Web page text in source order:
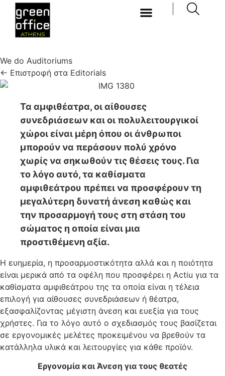
We do Auditoriums
← Επιστροφή στα Editorials
Τα αμφιθέατρα, οι αίθουσες
συνεδριάσεων και οι πολυλειτουργικοί
χώροι είναι μέρη όπου οι άνθρωποι
μπορούν να περάσουν πολύ χρόνο
χωρίς να σηκωθούν τις θέσεις τους. Για
το λόγο αυτό, τα καθίσματα
αμφιθεάτρου πρέπει να προσφέρουν τη
μεγαλύτερη δυνατή άνεση καθώς και
την προσαρμογή τους στη στάση του
σώματος η οποία είναι μια
προστιθέμενη αξία.
Η ευημερία, η προσαρμοστικότητα αλλά και η ποιότητα
είναι μερικά από τα οφέλη που προσφέρει η Actiu για τα
καθίσματα αμφιθεάτρου της τα οποία είναι η τέλεια
επιλογή για αίθουσες συνεδριάσεων ή θέατρα,
εξασφαλίζοντας μέγιστη άνεση και ευεξία για τους
χρήστες. Για το λόγο αυτό ο σχεδιασμός τους βασίζεται
σε εργονομικές μελέτες προκειμένου να βρεθούν τα
κατάλληλα υλικά και λειτουργίες για κάθε προϊόν.
Εργονομία και Άνεση για τους θεατές